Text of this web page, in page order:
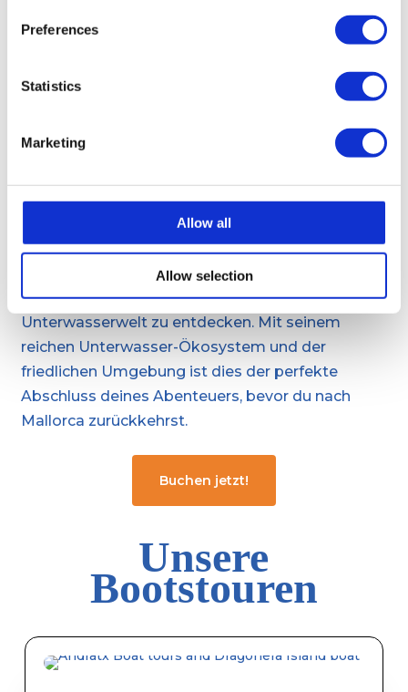
Preferences
Statistics
Marketing
Allow all
Allow selection
Schwimmen und
unberührten Gewässern
Nach deiner Erkundungstour kannst du in das
einladende türkisfarbene Wasser rund um
Dragonera eintauchen. Genieße ein erfrischendes
Bad oder schnapp dir deine
Schnorchelausrüstung, um die lebendige
Unterwasserwelt zu entdecken. Mit seinem
reichen Unterwasser-Ökosystem und der
friedlichen Umgebung ist dies der perfekte
Abschluss deines Abenteuers, bevor du nach
Mallorca zurückkehrst.
Buchen jetzt!
Unsere
Bootstouren